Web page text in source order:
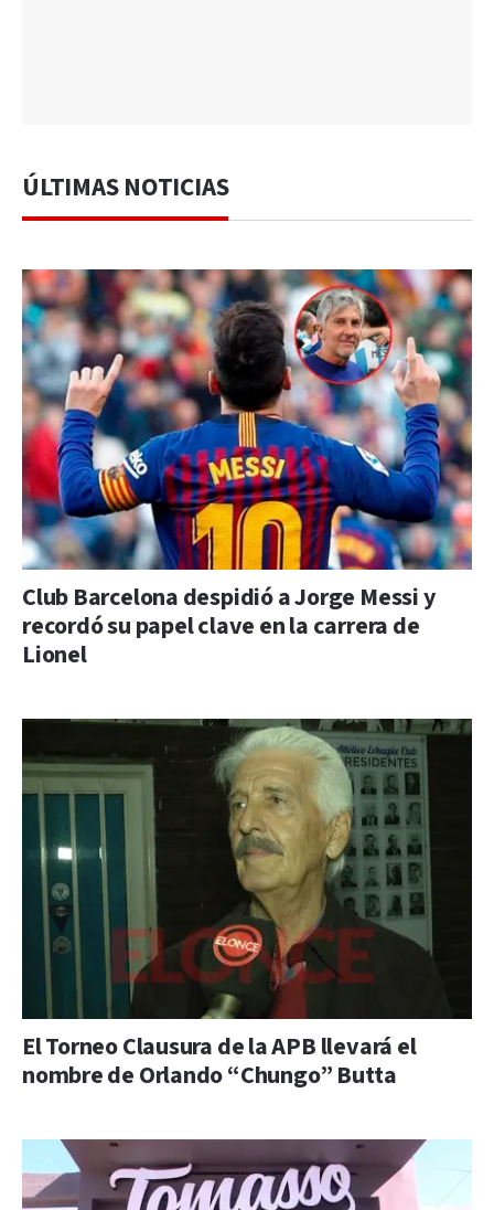
ÚLTIMAS NOTICIAS
Club Barcelona despidió a Jorge Messi y
recordó su papel clave en la carrera de
Lionel
El Torneo Clausura de la APB llevará el
nombre de Orlando “Chungo” Butta